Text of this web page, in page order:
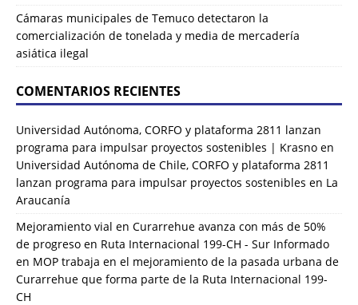
Cámaras municipales de Temuco detectaron la
comercialización de tonelada y media de mercadería
asiática ilegal
COMENTARIOS RECIENTES
Universidad Autónoma, CORFO y plataforma 2811 lanzan
programa para impulsar proyectos sostenibles | Krasno en
Universidad Autónoma de Chile, CORFO y plataforma 2811
lanzan programa para impulsar proyectos sostenibles en La
Araucanía
Mejoramiento vial en Curarrehue avanza con más de 50%
de progreso en Ruta Internacional 199-CH - Sur Informado
en MOP trabaja en el mejoramiento de la pasada urbana de
Curarrehue que forma parte de la Ruta Internacional 199-
CH